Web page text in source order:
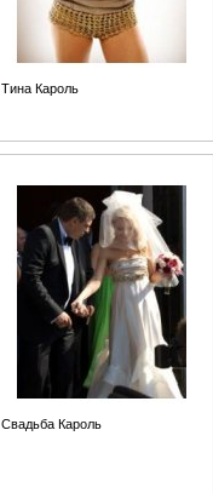
Тина Кароль
Свадьба Кароль